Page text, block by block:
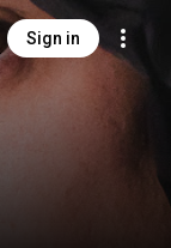
Sign in